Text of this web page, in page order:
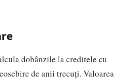
dobânzile la creditele cu
de anii trecuți. Valoarea